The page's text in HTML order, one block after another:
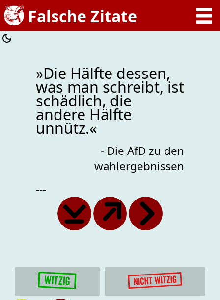
»Die Hälfte dessen,
was man schreibt, ist
schädlich, die
andere Hälfte
unnütz.«
- Die AfD zu den
wahlergebnissen
---